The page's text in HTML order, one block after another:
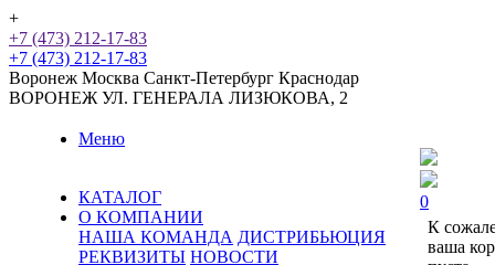
+
+7 (473) 212-17-83
+7 (473) 212-17-83
Воронеж Москва Санкт-Петербург Краснодар
ВОРОНЕЖ УЛ. ГЕНЕРАЛА ЛИЗЮКОВА, 2
Меню
КАТАЛОГ
О КОМПАНИИ
НАША КОМАНДА ДИСТРИБЬЮЦИЯ
РЕКВИЗИТЫ НОВОСТИ
0
К
ваша